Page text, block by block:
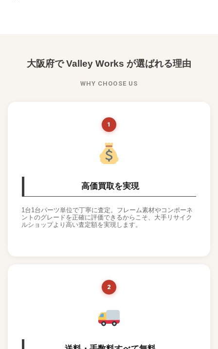
大阪府で Valley Works が選ばれる理由
WHY CHOOSE US
1
高価買取を実現
1台1台パーツ単位で丁寧に査定。フレーム素材やコンポーネ
ントのグレードを正確に評価できるからこそ、大手リサイク
ルショップより高い査定額を実現します。
2